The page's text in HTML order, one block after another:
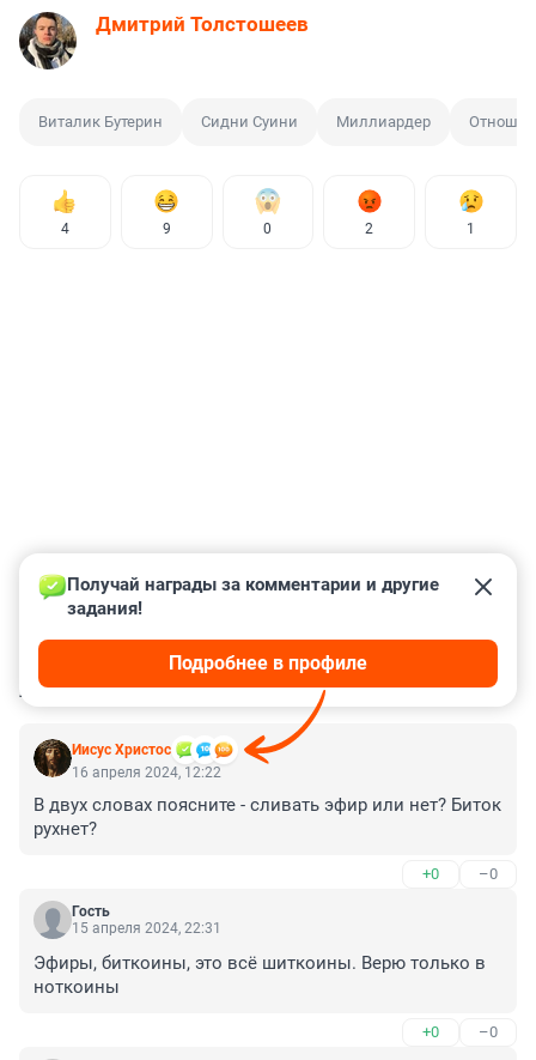
Дмитрий Толстошеев
Виталик Бутерин Сидни Суини Миллиардер
4 9 0 2 1
КОММЕНТАРИИ 59
Иисус Христоc
Получай награды за комментарии и другие
задания!
Подробнее в профиле
16 апреля 2024, 12:22
В двух словах поясните - сливать эфир или нет? Биток
рухнет?
+0 –0
Гость
15 апреля 2024, 22:31
Эфиры, биткоины, это всё шиткоины. Верю только в
ноткоины
+0 –0